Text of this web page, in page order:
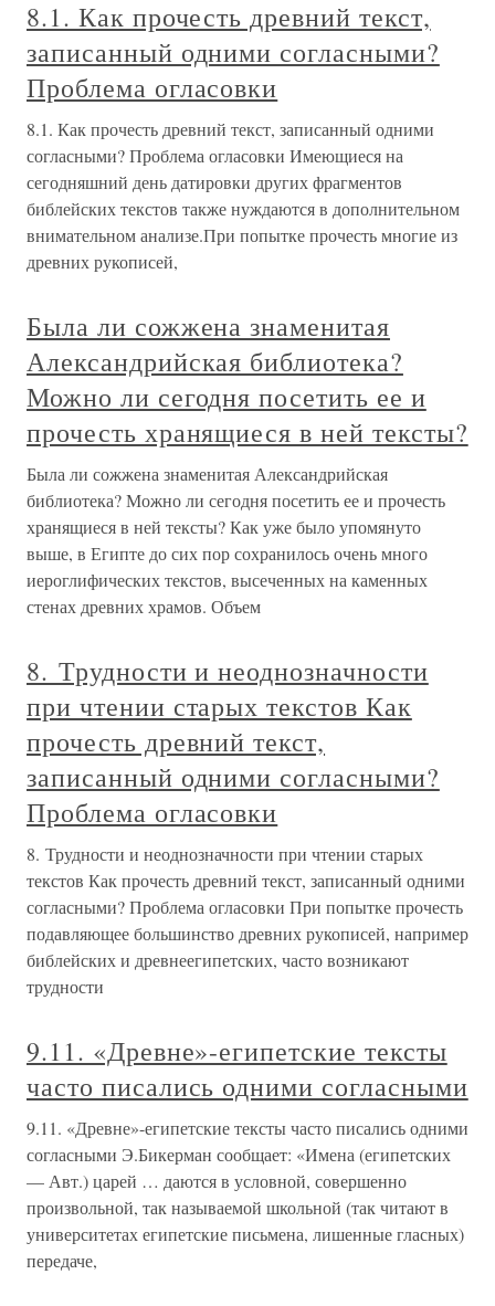
8.1. Как прочесть древний текст,
записанный одними согласными?
Проблема огласовки
8.1. Как прочесть древний текст, записанный одними
согласными? Проблема огласовки Имеющиеся на
сегодняшний день датировки других фрагментов
библейских текстов также нуждаются в дополнительном
внимательном анализе.При попытке прочесть многие из
древних рукописей,
Была ли сожжена знаменитая
Александрийская библиотека?
Можно ли сегодня посетить ее и
прочесть хранящиеся в ней тексты?
Была ли сожжена знаменитая Александрийская
библиотека? Можно ли сегодня посетить ее и прочесть
хранящиеся в ней тексты? Как уже было упомянуто
выше, в Египте до сих пор сохранилось очень много
иероглифических текстов, высеченных на каменных
стенах древних храмов. Объем
8. Трудности и неоднозначности
при чтении старых текстов Как
прочесть древний текст,
записанный одними согласными?
Проблема огласовки
8. Трудности и неоднозначности при чтении старых
текстов Как прочесть древний текст, записанный одними
согласными? Проблема огласовки При попытке прочесть
подавляющее большинство древних рукописей, например
библейских и древнеегипетских, часто возникают
трудности
9.11. «Древне»-египетские тексты
часто писались одними согласными
9.11. «Древне»-египетские тексты часто писались одними
согласными Э.Бикерман сообщает: «Имена (египетских
— Авт.) царей … даются в условной, совершенно
произвольной, так называемой школьной (так читают в
университетах египетские письмена, лишенные гласных)
передаче,